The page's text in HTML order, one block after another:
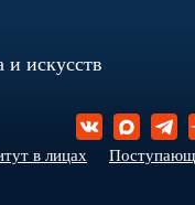
и искусств
в лицах